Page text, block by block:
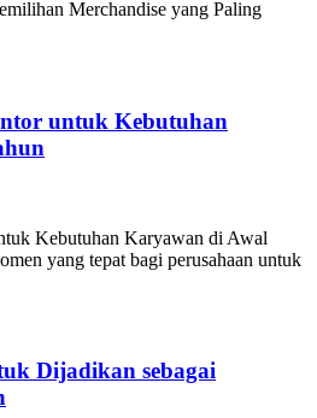
untuk Kebutuhan
Kebutuhan Karyawan di Awal
yang tepat bagi perusahaan untuk
Dijadikan sebagai